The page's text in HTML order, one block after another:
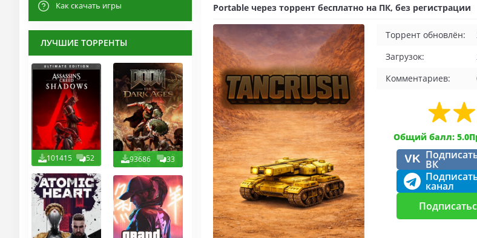
Как скачать игры
ЛУЧШИЕ ТОРРЕНТЫ
101415 52 93686 33
Portable через торрент бесплатно на ПК, без регистрации
Торрент обновлён:
Загрузок:
Комментариев:
Общий балл: 5.0
VK ВК
канал